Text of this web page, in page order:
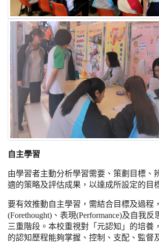
自主學習
由學習者主動分析學習需要、策劃目標、
適的策略及評估成果，以達成所設定的目
要有效推動自主學習，需結合目標及過程
(Forethought)、表現(Performance)及自我反
三重階段。本校重視對「元認知」的培養
的認知歷程能夠掌握、控制、支配、監督